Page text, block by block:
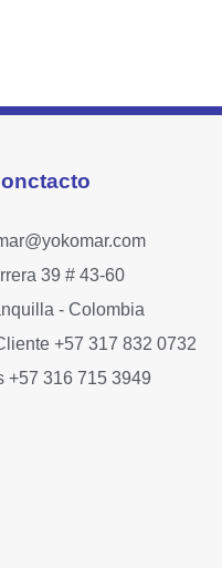
39 # 43-60
- Colombia
+57 317 832 0732
+57 316 715 3949